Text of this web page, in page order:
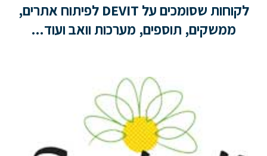
לקוחות שסומכים על DEVIT לפיתוח אתרים,
ממשקים, תוספים, מערכות וואב ועוד...